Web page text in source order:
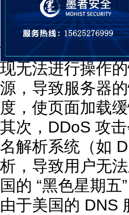
同时向目标服务
法为正常用户提
计算机在同一时
现无法进行操作
源，导致服务器
度，使页面加载
其次，DDoS 攻
名解析系统（如
析，导致用户无
国的 “黑色星期五
由于美国的 DNS